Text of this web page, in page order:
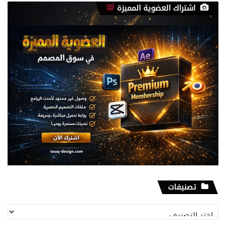
اشتراك العضوية المميزة
تصنيفات
تصنيفات